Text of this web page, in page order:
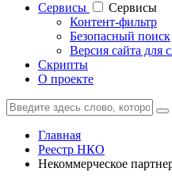
Cервисы
Cервисы
Контент-фильтр
Безопасный поиск
Версия сайта для
Скрипты
О проекте
Главная
Реестр НКО
Некоммерческое